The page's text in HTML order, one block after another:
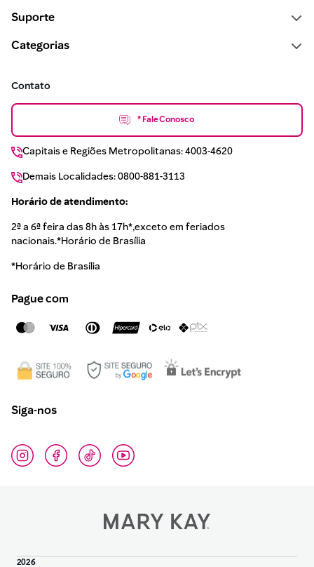
Suporte
Categorias
Contato
* Fale Conosco
Capitais e Regiões Metropolitanas: 4003-4620
Demais Localidades: 0800-881-3113
Horário de atendimento:
2ª a 6ª feira das 8h às 17h*,exceto em feriados
nacionais.*Horário de Brasília
*Horário de Brasília
Pague com
Siga-nos
2026